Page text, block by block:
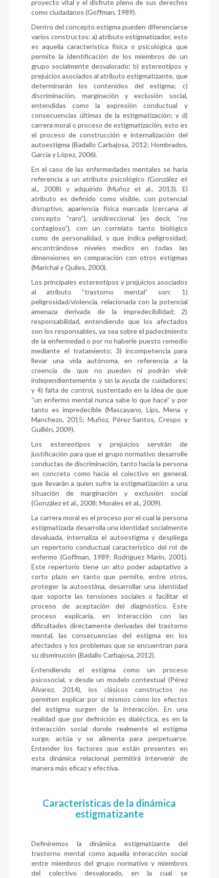
proyecto vital y el disfrute pleno de sus derechos
como ciudadanos (Goffman, 1989).
Dentro del concepto estigma pueden diferenciarse
varios constructos: a) atributo estigmatizador, esto
es aquella característica física o psicológica que
permite la identificación de los miembros de un
grupo socialmente desvalorado; b) estereotipos y
prejuicios asociados al atributo estigmatizante, que
determinarán los contenidos del estigma; c)
discriminación, marginación y exclusión social,
entendidas como la expresión conductual y
consecuencias últimas de la estigmatización; y d)
carrera moral o proceso de estigmatización, esto es
el proceso de construcción e internalización del
autoestigma (Badallo Carbajosa, 2012; Hombrados,
García y López, 2006).
En el caso de las enfermedades mentales se haría
referencia a un atributo psicológico (González et
al., 2008) y adquirido (Muñoz et al., 2013). El
atributo es definido como visible, con potencial
disruptivo, apariencia física marcada (cercana al
concepto “raro”), unidireccional (es decir, “no
contagioso”), con un correlato tanto biológico
como de personalidad, y que indica peligrosidad;
encontrándose niveles medios en todas las
dimensiones en comparación con otros estigmas
(Marichal y Quiles, 2000).
Los principales estereotipos y prejuicios asociados
al atributo “trastorno mental” son: 1)
peligrosidad/violencia, relacionada con la potencial
amenaza derivada de la impredecibilidad; 2)
responsabilidad, entendiendo que los afectados
son los responsables, ya sea sobre el padecimiento
de la enfermedad o por no haberle puesto remedio
mediante el tratamiento; 3) incompetencia para
llevar una vida autónoma, en referencia a la
creencia de que no pueden ni podrán vivir
independientemente y sin la ayuda de cuidadores;
y 4) falta de control, sustentado en la idea de que
“un enfermo mental nunca sabe lo que hace” y por
tanto es impredecible (Mascayano, Lips, Mena y
Manchezo, 2015; Muñoz, Pérez-Santos, Crespo y
Guillén, 2009).
Los estereotipos y prejuicios servirán de
justificación para que el grupo normativo desarrolle
conductas de discriminación, tanto hacia la persona
en concreto como hacia el colectivo en general,
que llevarán a quien sufre la estigmatización a una
situación de marginación y exclusión social
(González et al., 2008; Morales et al., 2009).
La carrera moral es el proceso por el cual la persona
estigmatizada desarrolla una identidad socialmente
devaluada, internaliza el autoestigma y despliega
un repertorio conductual característico del rol de
enfermo (Goffman, 1989; Rodríguez Marín, 2001).
Este repertorio tiene un alto poder adaptativo a
corto plazo en tanto que permite, entre otros,
proteger la autoestima, desarrollar una identidad
que soporte las tensiones sociales o facilitar el
proceso de aceptación del diagnóstico. Este
proceso explicaría, en interacción con las
dificultades directamente derivadas del trastorno
mental, las consecuencias del estigma en los
afectados y los problemas que se encuentran para
su disminución (Badallo Carbajosa, 2012).
Entendiendo el estigma como un proceso
psicosocial, y desde un modelo contextual (Pérez
Álvarez, 2014), los clásicos constructos no
permiten explicar por sí mismos cómo los efectos
del estigma surgen de la interacción. En una
realidad que por definición es dialéctica, es en la
interacción social donde realmente el estigma
surge, actúa y se alimenta para perpetuarse.
Entender los factores que están presentes en
esta dinámica relacional permitirá intervenir de
manera más eficaz y efectiva.
Características de la dinámica
estigmatizante
Definiremos la dinámica estigmatizante del
trastorno mental como aquella interacción social
entre miembros del grupo normativo y miembros
del colectivo desvalorado, en la cual se